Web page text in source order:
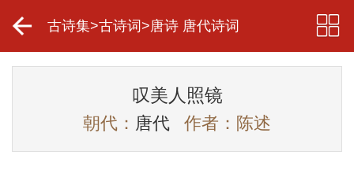
古诗集>古诗词 >唐诗 唐代诗词
叹美人照镜
朝代： 唐代 作者：陈述